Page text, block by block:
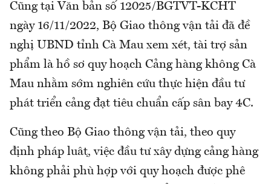
Cũng tại Văn bản số 12025/BGTVT-KCHT
ngày 16/11/2022, Bộ Giao thông vận tải đã đề
nghị UBND tỉnh Cà Mau xem xét, tài trợ sản
phẩm là hồ sơ quy hoạch Cảng hàng không Cà
Mau nhằm sớm nghiên cứu thực hiện đầu tư
phát triển cảng đạt tiêu chuẩn cấp sân bay 4C.
Cũng theo Bộ Giao thông vận tải, theo quy
định pháp luật, việc đầu tư xây dựng cảng hàng
không phải phù hợp với quy hoạch được phê